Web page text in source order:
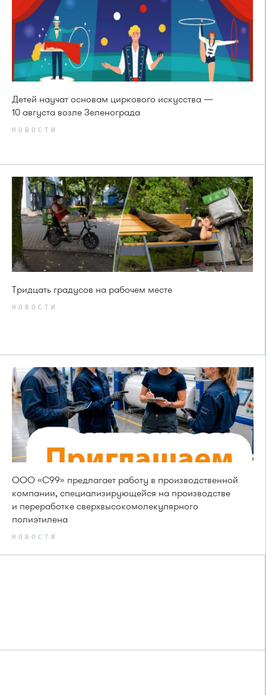
Детей научат основам циркового искусства —
10 августа возле Зеленограда
НОВОСТИ
Тридцать градусов на рабочем месте
НОВОСТИ
ООО «С99» предлагает работу в производственной
компании, специализирующейся на производстве
и переработке сверхвысокомолекулярного
полиэтилена
НОВОСТИ